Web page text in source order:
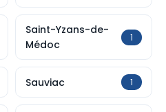
Saint-Yzans-de-
Médoc
1
Sauviac 1